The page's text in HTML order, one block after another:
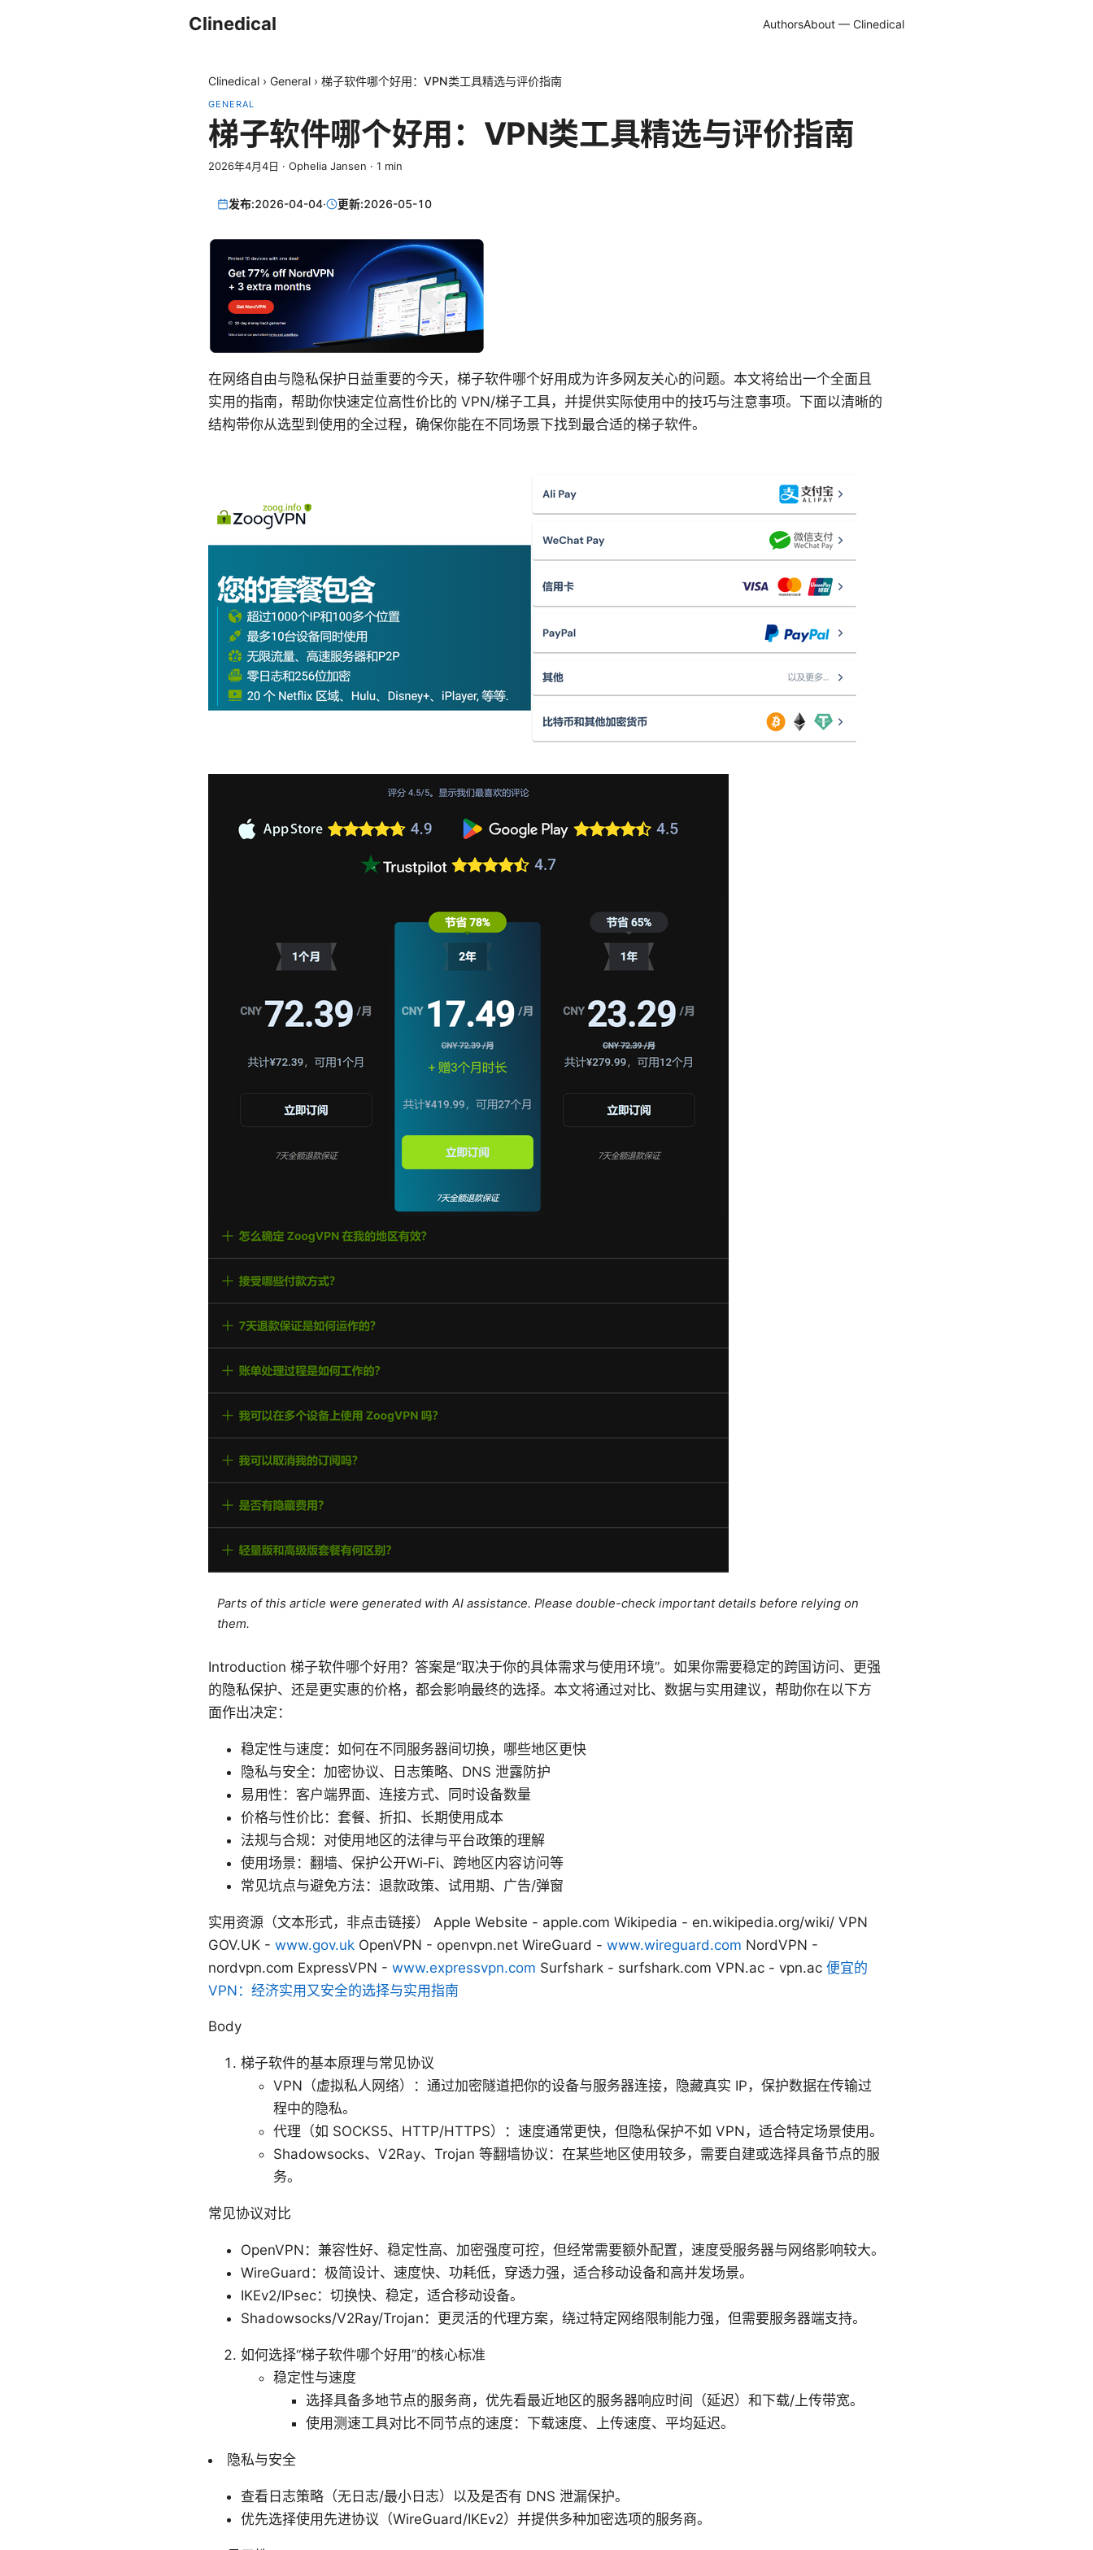
Clinedical AuthorsAbout — Clinedical
Clinedical › General › 梯子软件哪个好用：VPN类工具精选与评价指南
GENERAL
梯子软件哪个好用：VPN类工具精选与评价指南
2026年4月4日 · Ophelia Jansen · 1 min
发布:2026-04-04· 更新:2026-05-10
在网络自由与隐私保护日益重要的今天，梯子软件哪个好用成为许多网友关心的问题。本文将给出一个全面且
实用的指南，帮助你快速定位高性价比的 VPN/梯子工具，并提供实际使用中的技巧与注意事项。下面以清晰的
结构带你从选型到使用的全过程，确保你能在不同场景下找到最合适的梯子软件。
Parts of this article were generated with AI assistance. Please double-check important details before relying on
them.
Introduction 梯子软件哪个好用？答案是“取决于你的具体需求与使用环境”。如果你需要稳定的跨国访问、更强
的隐私保护、还是更实惠的价格，都会影响最终的选择。本文将通过对比、数据与实用建议，帮助你在以下方
面作出决定：
稳定性与速度：如何在不同服务器间切换，哪些地区更快
隐私与安全：加密协议、日志策略、DNS 泄露防护
易用性：客户端界面、连接方式、同时设备数量
价格与性价比：套餐、折扣、长期使用成本
法规与合规：对使用地区的法律与平台政策的理解
使用场景：翻墙、保护公开Wi‑Fi、跨地区内容访问等
常见坑点与避免方法：退款政策、试用期、广告/弹窗
实用资源（文本形式，非点击链接） Apple Website - apple.com Wikipedia - en.wikipedia.org/wiki/ VPN
GOV.UK - www.gov.uk OpenVPN - openvpn.net WireGuard - www.wireguard.com NordVPN -
nordvpn.com ExpressVPN - www.expressvpn.com Surfshark - surfshark.com VPN.ac - vpn.ac 便宜的
VPN：经济实用又安全的选择与实用指南
Body
梯子软件的基本原理与常见协议
VPN（虚拟私人网络）：通过加密隧道把你的设备与服务器连接，隐藏真实 IP，保护数据在传输过
程中的隐私。
代理（如 SOCKS5、HTTP/HTTPS）：速度通常更快，但隐私保护不如 VPN，适合特定场景使用。
Shadowsocks、V2Ray、Trojan 等翻墙协议：在某些地区使用较多，需要自建或选择具备节点的服
务。
常见协议对比
OpenVPN：兼容性好、稳定性高、加密强度可控，但经常需要额外配置，速度受服务器与网络影响较大。
WireGuard：极简设计、速度快、功耗低，穿透力强，适合移动设备和高并发场景。
IKEv2/IPsec：切换快、稳定，适合移动设备。
Shadowsocks/V2Ray/Trojan：更灵活的代理方案，绕过特定网络限制能力强，但需要服务器端支持。
如何选择“梯子软件哪个好用”的核心标准
稳定性与速度
选择具备多地节点的服务商，优先看最近地区的服务器响应时间（延迟）和下载/上传带宽。
使用测速工具对比不同节点的速度：下载速度、上传速度、平均延迟。
隐私与安全
查看日志策略（无日志/最小日志）以及是否有 DNS 泄漏保护。
优先选择使用先进协议（WireGuard/IKEv2）并提供多种加密选项的服务商。